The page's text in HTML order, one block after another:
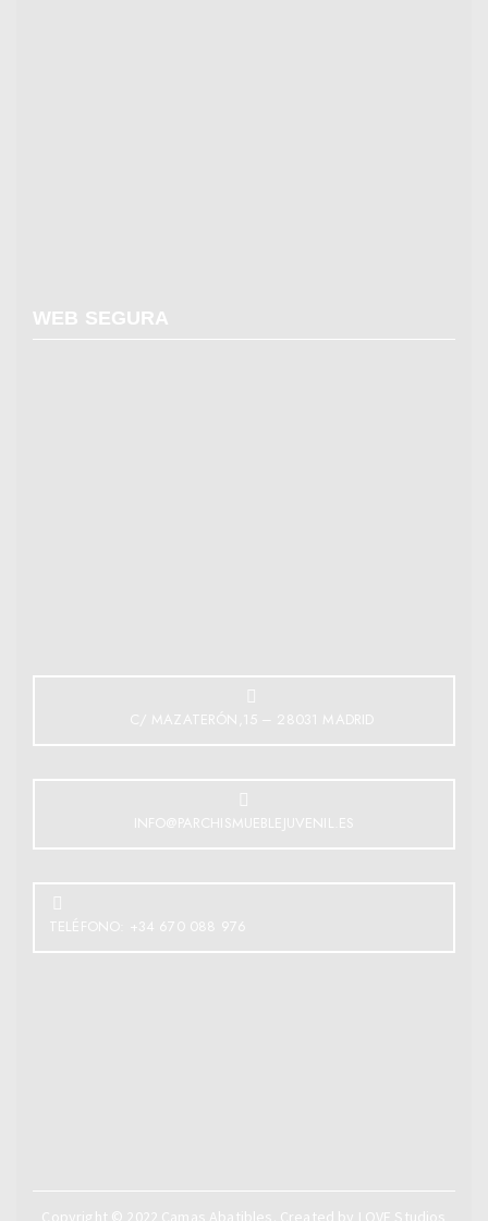
WEB SEGURA
C/ MAZATERÓN,15 – 28031 MADRID
INFO@PARCHISMUEBLEJUVENIL.ES
TELÉFONO: +34 670 088 976
Copyright © 2022 Camas Abatibles . Created by LOVE Studios